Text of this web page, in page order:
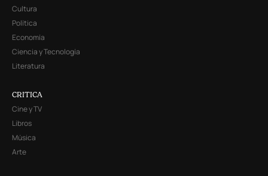
Cultura
Política
Economía
Ciencia y Tecnología
Literatura
CRITICA
Cine y TV
Libros
Música
Arte